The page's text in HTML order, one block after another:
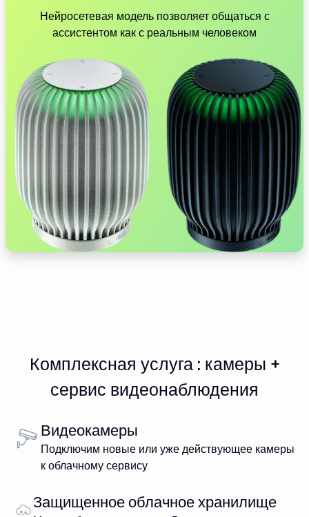
Нейросетевая модель позволяет общаться с
ассистентом как с реальным человеком
Комплексная услуга : камеры +
сервис видеонаблюдения
Видеокамеры
Подключим новые или уже действующее камеры
к облачному сервису
Защищенное облачное хранилище